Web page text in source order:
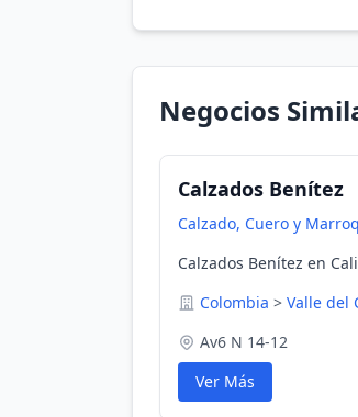
Negocios
Calzados Benítez
Calzado, Cuero y
Calzados Benítez en
Colombia > Valle del
Av6 N 14-12
Ver Más